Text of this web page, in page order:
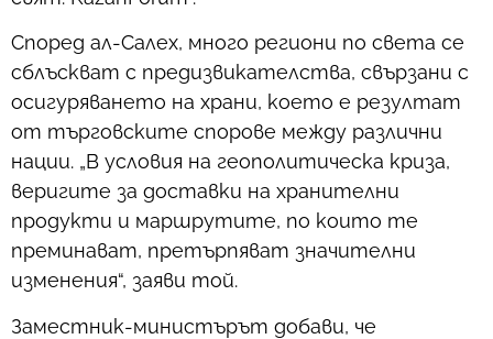
Според ал-Салех, много региони по света се
сблъскват с предизвикателства, свързани с
осигуряването на храни, което е резултат
от търговските спорове между различни
нации. „В условия на геополитическа криза,
веригите за доставки на хранителни
продукти и маршрутите, по които те
преминават, претърпяват значителни
изменения“, заяви той.
Заместник-министърът добави, че